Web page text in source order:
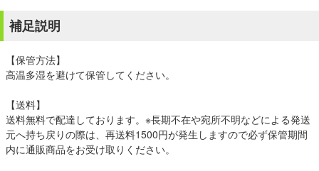
補足説明
【保管方法】
高温多湿を避けて保管してください。
【送料】
送料無料で配達しております。※長期不在や宛所不明などによる発送
元へ持ち戻りの際は、再送料1500円が発生しますので必ず保管期間
内に通販商品をお受け取りください。